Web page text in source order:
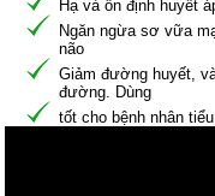
Hạ và ổn định huyết
Ngăn ngừa sơ vữa
não
Giảm đường huyết,
đường. Dùng
tốt cho bệnh nhân